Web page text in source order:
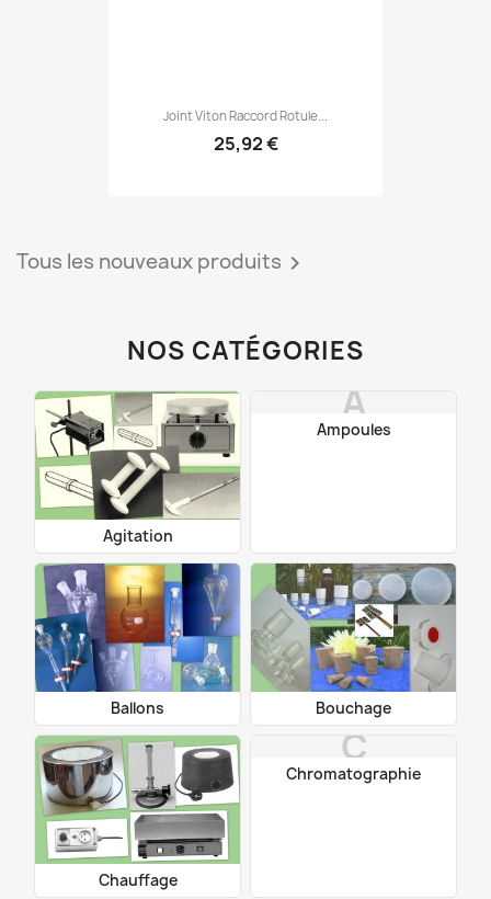
Joint Viton Raccord Rotule...
25,92 €
Tous les nouveaux produits 
NOS CATÉGORIES
Agitation
A
Ampoules
Ballons Bouchage
Chauffage
C
Chromatographie